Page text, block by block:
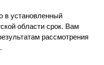
в установленный
области срок. Вам
рассмотрения